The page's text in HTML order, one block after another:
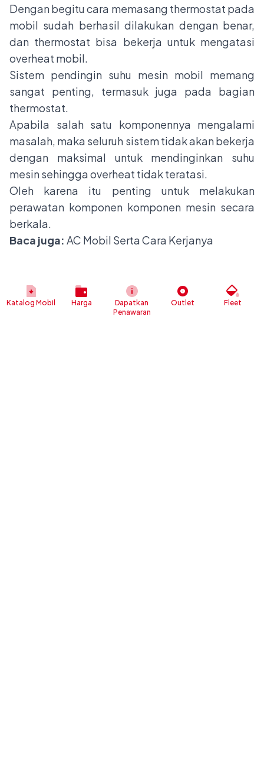
Dengan begitu cara memasang thermostat pada
mobil sudah berhasil dilakukan dengan benar,
dan thermostat bisa bekerja untuk mengatasi
overheat mobil.
Sistem pendingin suhu mesin mobil memang
sangat penting, termasuk juga pada bagian
thermostat.
Apabila salah satu komponennya mengalami
masalah, maka seluruh sistem tidak akan bekerja
dengan maksimal untuk mendinginkan suhu
mesin sehingga overheat tidak teratasi.
Oleh karena itu penting untuk melakukan
perawatan komponen komponen mesin secara
berkala.
Baca juga: AC Mobil Serta Cara Kerjanya
Katalog Mobil Harga
Dapatkan
Penawaran
Outlet Fleet